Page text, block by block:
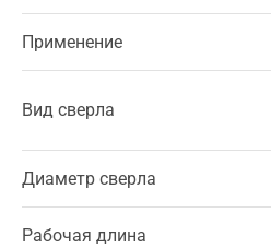
Применение
Вид сверла
Диаметр сверла
Рабочая длина